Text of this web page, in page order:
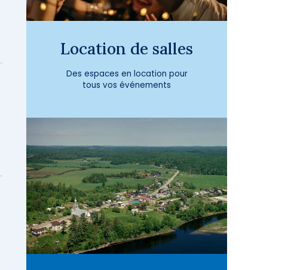
Location de salles
Des espaces en location pour
tous vos événements